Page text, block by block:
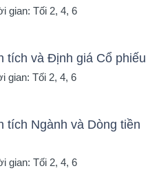
gian: Tối 2, 4, 6
tích và Định giá Cổ phiếu
gian: Tối 2, 4, 6
tích Ngành và Dòng tiền
gian: Tối 2, 4, 6